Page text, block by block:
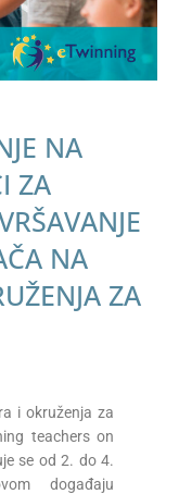
NA
ZA
NA
ZA
i okruženja za
teachers on
se od 2. do 4.
događaju